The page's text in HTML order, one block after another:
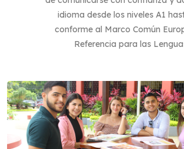
idioma desde los niveles A1
conforme al Marco Común
Referencia para las